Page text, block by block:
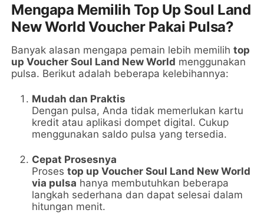
Mengapa Memilih Top Up Soul Land
New World Voucher Pakai Pulsa?
Banyak alasan mengapa pemain lebih memilihtop
up Voucher Soul Land New World menggunakan
pulsa. Berikut adalah beberapa kelebihannya:
Mudah dan Praktis
Dengan pulsa, Anda tidak memerlukan kartu
kredit atau aplikasi dompet digital. Cukup
menggunakan saldo pulsa yang tersedia.
Cepat Prosesnya
Prosestop up Voucher Soul Land New World
via pulsa hanya membutuhkan beberapa
langkah sederhana dan dapat selesai dalam
hitungan menit.